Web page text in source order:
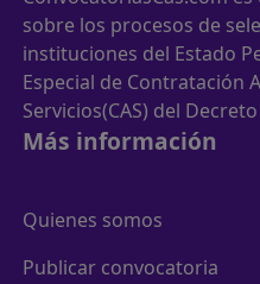
sobre los procesos de
instituciones del Estado
Especial de Contratación
Servicios(CAS) del
Más información
Quienes somos
Publicar convocatoria